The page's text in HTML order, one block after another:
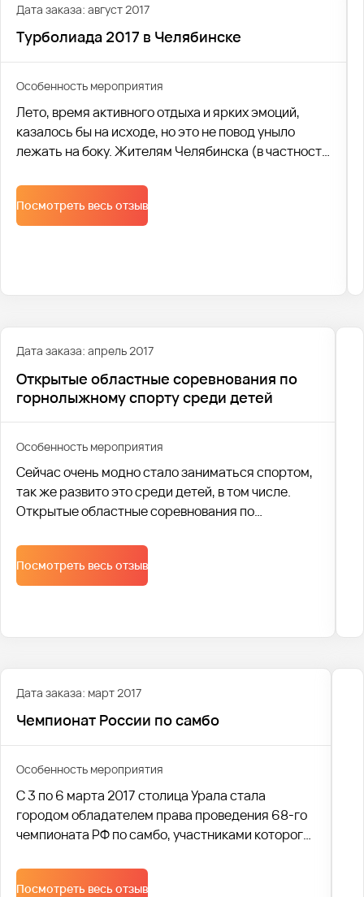
Дата заказа: август 2017
Турболиада 2017 в Челябинске
Особенность мероприятия
Лето, время активного отдыха и ярких эмоций,
казалось бы на исходе, но это не повод уныло
лежать на боку. Жителям Челябинска (в частности
последний месяц лета точно не пришлось скучать.
Ведь 5 августа город наконец посетил
долгожданный (хоть и организованный в городе
Посмотреть весь отзыв
Дата заказа: апрель 2017
Открытые областные соревнования по
горнолыжному спорту среди детей
Особенность мероприятия
Сейчас очень модно стало заниматься спортом,
так же развито это среди детей, в том числе.
Открытые областные соревнования по
23.03 по 24.03 в Екатеринбурге. Перевозкой
Посмотреть весь отзыв
Дата заказа: март 2017
Чемпионат России по самбо
Особенность мероприятия
С 3 по 6 марта 2017 столица Урала стала
городом обладателем права проведения 68-го
чемпионата РФ по самбо, участниками которого
России.
Посмотреть весь отзыв